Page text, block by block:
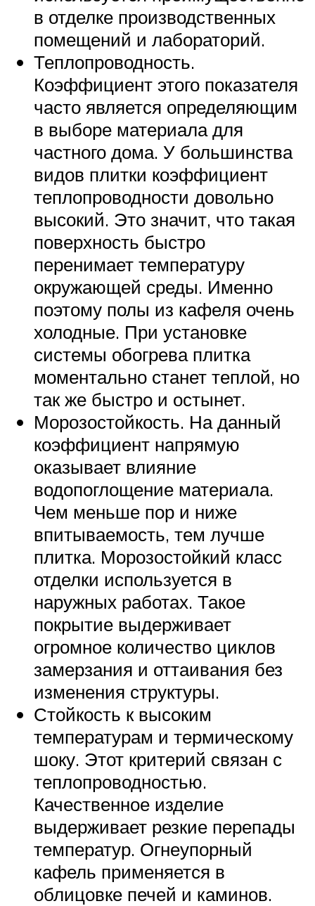
в отделке производственных
помещений и лабораторий.
Теплопроводность.
Коэффициент этого показателя
часто является определяющим
в выборе материала для
частного дома. У большинства
видов плитки коэффициент
теплопроводности довольно
высокий. Это значит, что такая
поверхность быстро
перенимает температуру
окружающей среды. Именно
поэтому полы из кафеля очень
холодные. При установке
системы обогрева плитка
моментально станет теплой, но
так же быстро и остынет.
Морозостойкость. На данный
коэффициент напрямую
оказывает влияние
водопоглощение материала.
Чем меньше пор и ниже
впитываемость, тем лучше
плитка. Морозостойкий класс
отделки используется в
наружных работах. Такое
покрытие выдерживает
огромное количество циклов
замерзания и оттаивания без
изменения структуры.
Стойкость к высоким
температурам и термическому
шоку. Этот критерий связан с
теплопроводностью.
Качественное изделие
выдерживает резкие перепады
температур. Огнеупорный
кафель применяется в
облицовке печей и каминов.